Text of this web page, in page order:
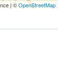
| ©OpenStreetMap